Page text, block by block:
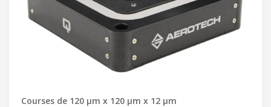
Courses de 120 µm x 120 µm x 12 µm